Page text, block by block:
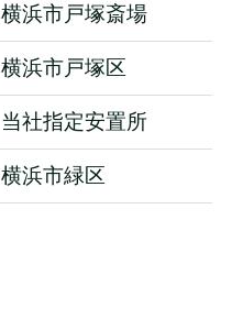
横浜市戸塚斎場
横浜市戸塚区
当社指定安置所
横浜市緑区